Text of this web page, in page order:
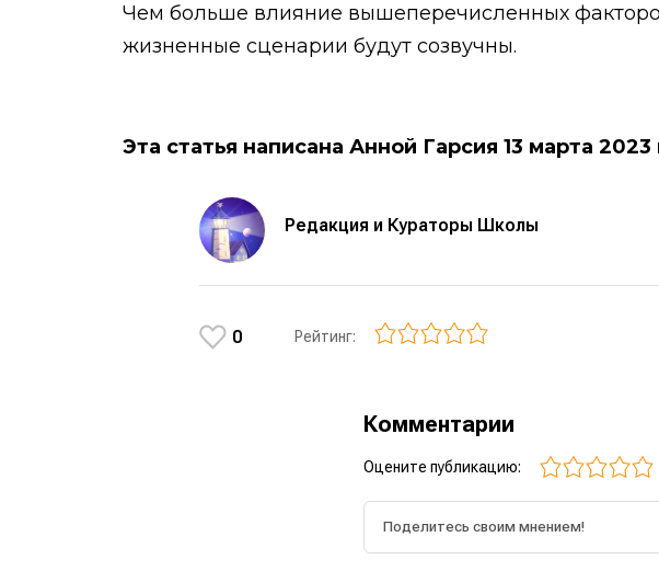
Чем больше влияние вышеперечисленных
жизненные сценарии будут созвучны.
Эта статья написана Анной Гарсия 13 марта 2023
Редакция и Кураторы Школы
0 Рейтинг:
Комментарии
Оцените публикацию: